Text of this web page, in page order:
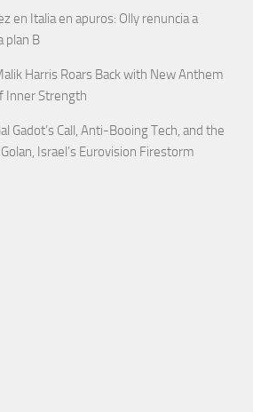
en Italia en apuros: Olly renuncia a
plan B
Harris Roars Back with New Anthem
Inner Strength
Gadot’s Call, Anti-Booing Tech, and the
Israel’s Eurovision Firestorm